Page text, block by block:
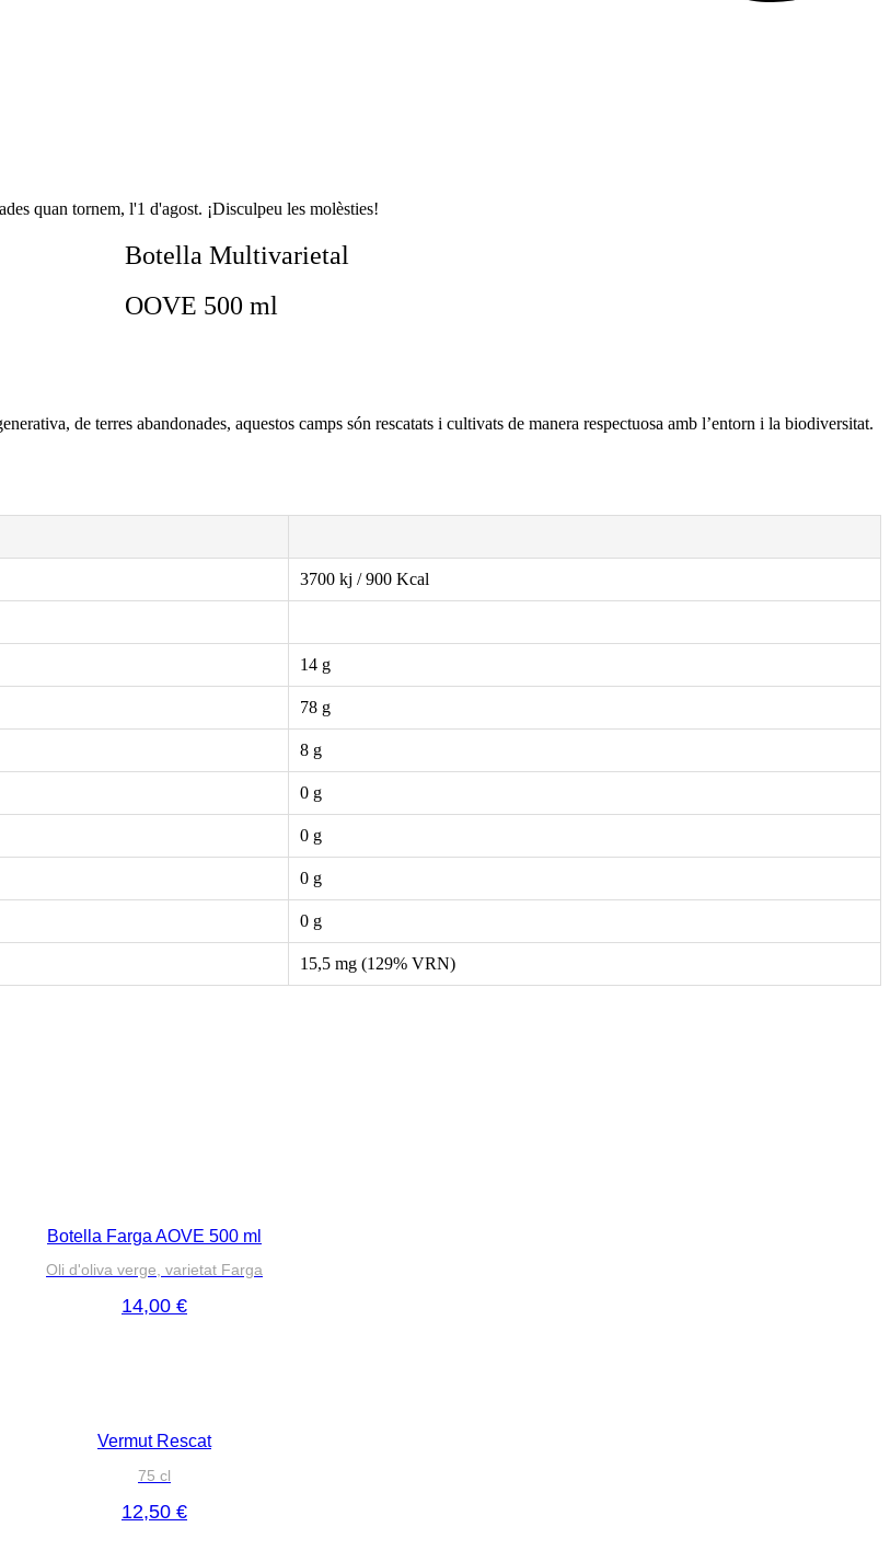
quan tornem, l'1 d'agost. ¡Disculpeu les molèsties!
Botella Multivarietal
OOVE 500 ml
de terres abandonades, aquestos camps són rescatats i cultivats de manera respectuosa amb l’entorn i la biodiversitat.
3700 kj / 900 Kcal
14 g
78 g
8 g
0 g
0 g
0 g
0 g
15,5 mg (129% VRN)
Botella Farga AOVE 500 ml
Oli d'oliva verge, varietat Farga
14,00 €
Vermut Rescat
75 cl
12,50 €